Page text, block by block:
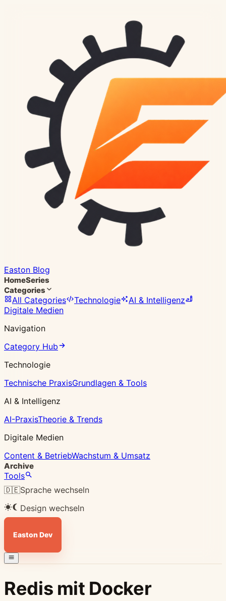
Easton Blog
HomeSeries
Categories
All Categories Technologie
AI & Intelligenz
Digitale Medien
Navigation
Category Hub
Technologie
Technische PraxisGrundlagen & Tools
AI & Intelligenz
AI-PraxisTheorie & Trends
Digitale Medien
Content & BetriebWachstum & Umsatz
Archive
Tools
🇩🇪Sprache wechseln
Design wechseln
Easton Dev
Redis mit Docker